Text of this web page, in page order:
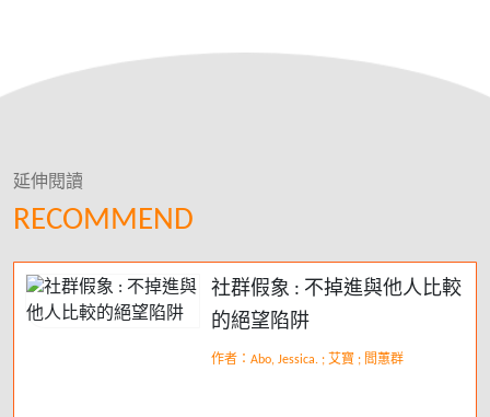
RECOMMEND
延伸閱讀
社群假象 : 不掉進與他人比較
的絕望陷阱
作者：Abo, Jessica. ; 艾寶 ; 閻蕙群